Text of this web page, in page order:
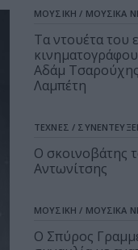
ΜΟΥΣΙΚΗ / ΜΟΥΣΙΚΑ
Τα ντουέτα του
Αδάμ
Λαμπέτη
ΤΕΧΝΕΣ /
Ο σκοινοβάτης
Αντωνίτσης
ΜΟΥΣΙΚΗ / ΜΟΥΣΙΚΑ
Ο Σπύρος